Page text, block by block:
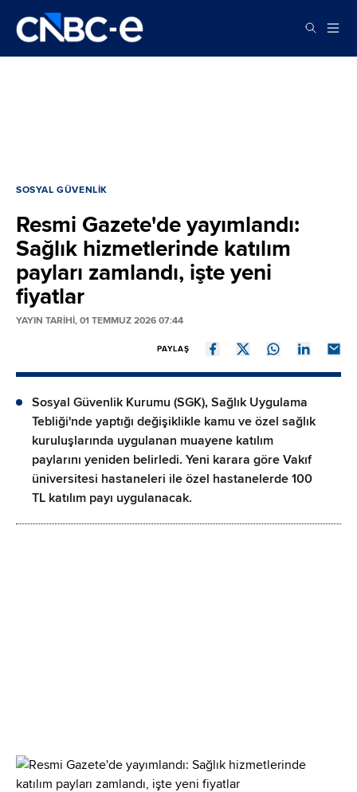
SOSYAL GÜVENLIK
Resmi Gazete'de yayımlandı:
Sağlık hizmetlerinde katılım
payları zamlandı, işte yeni
fiyatlar
YAYIN TARİHİ, 01 TEMMUZ 2026 07:44
PAYLAŞ
Sosyal Güvenlik Kurumu (SGK), Sağlık Uygulama
Tebliği'nde yaptığı değişiklikle kamu ve özel sağlık
kuruluşlarında uygulanan muayene katılım
paylarını yeniden belirledi. Yeni karara göre Vakıf
üniversitesi hastaneleri ile özel hastanelerde 100
TL katılım payı uygulanacak.